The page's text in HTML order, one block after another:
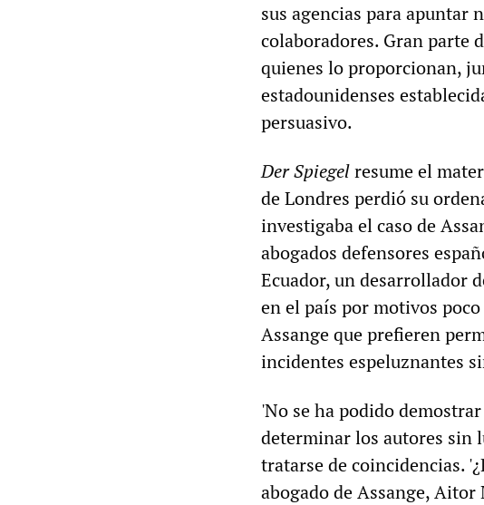
sus agencias para apuntar
colaboradores. Gran parte
quienes lo proporcionan,
estadounidenses
persuasivo.
Der Spiegelresume el
de Londres perdió su
investigaba el caso de
abogados defensores
Ecuador, un desarrollador
en el país por motivos
Assange que prefieren
incidentes espeluznantes
'No se ha podido
determinar los autores sin
tratarse de coincidencias.
abogado de Assange, Aitor